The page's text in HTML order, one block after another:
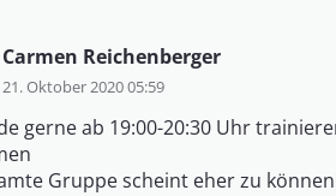
Carmen Reichenberger
21. Oktober 2020 05:59
gerne ab 19:00-20:30 Uhr
Gruppe scheint eher zu